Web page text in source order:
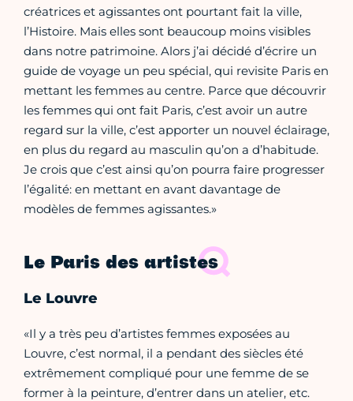
créatrices et agissantes ont pourtant fait la ville,
l’Histoire. Mais elles sont beaucoup moins visibles
dans notre patrimoine. Alors j’ai décidé d’écrire un
guide de voyage un peu spécial, qui revisite Paris en
mettant les femmes au centre. Parce que découvrir
les femmes qui ont fait Paris, c’est avoir un autre
regard sur la ville, c’est apporter un nouvel éclairage,
en plus du regard au masculin qu’on a d’habitude.
Je crois que c’est ainsi qu’on pourra faire progresser
l’égalité: en mettant en avant davantage de
modèles de femmes agissantes.»
Le Paris des artistes
Le Louvre
«Il y a très peu d’artistes femmes exposées au
Louvre, c’est normal, il a pendant des siècles été
extrêmement compliqué pour une femme de se
former à la peinture, d’entrer dans un atelier, etc.